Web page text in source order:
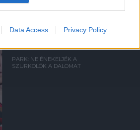
Data Access Privacy Policy
PARK: NE ÉNEKELJÉK A
SZURKOLÓK A DALOMAT